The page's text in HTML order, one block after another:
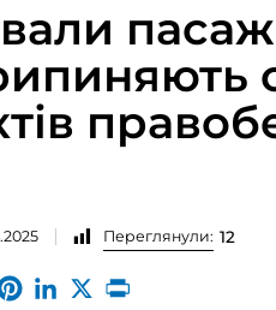
Переглянули: 12